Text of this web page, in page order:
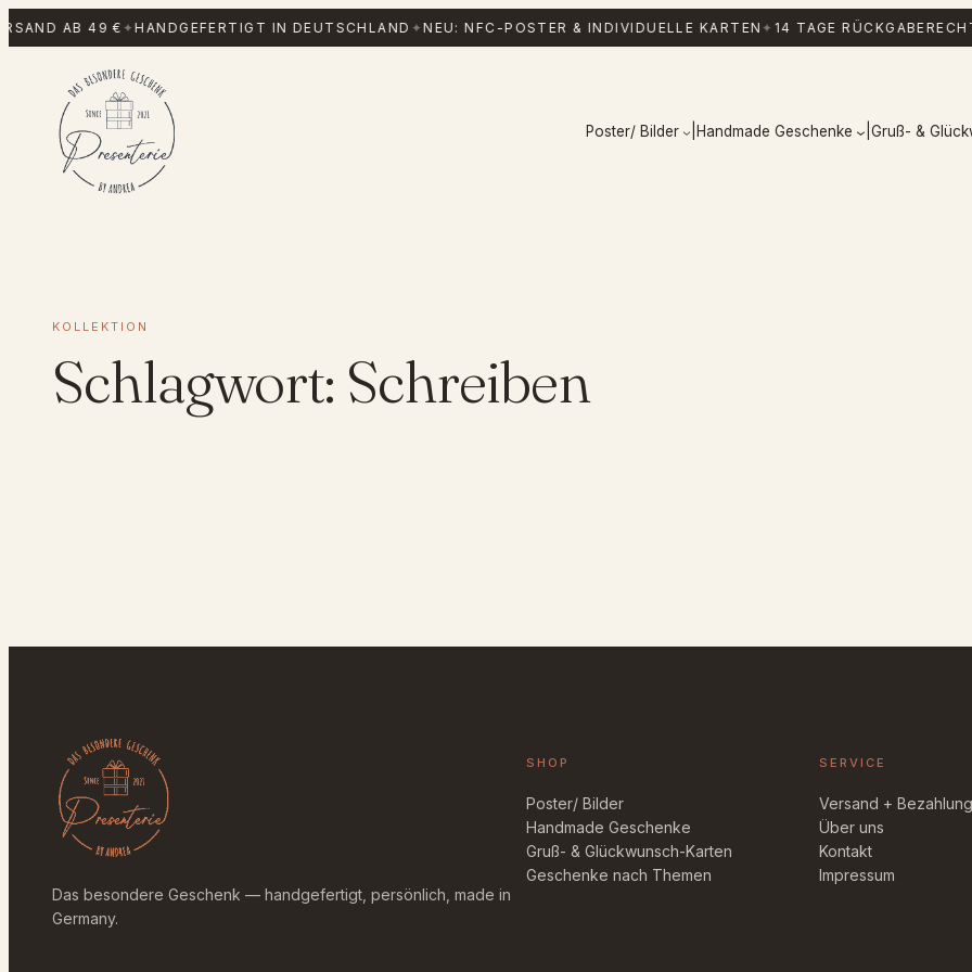
Zum
Inhalt
AB 49 €✦HANDGEFERTIGT IN DEUTSCHLAND✦NEU: NFC-POSTER & INDIVIDUELLE KARTEN✦14 TAGE
Poster/ Bilder Handmade Geschenke Gruß- &
KOLLEKTION
Schlagwort: Schreiben
Das besondere Geschenk — handgefertigt, persönlich, made in
Germany.
SHOP
Poster/ Bilder
Handmade Geschenke
Gruß- & Glückwunsch-Karten
Geschenke nach Themen
SERVICE
Versand + Bezahlung
Über uns
Kontakt
Impressum